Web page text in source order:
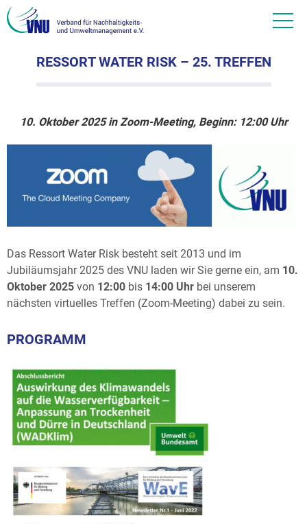
RESSORT WATER RISK – 25. TREFFEN
10. Oktober 2025 in Zoom-Meeting, Beginn: 12:00 Uhr
Das Ressort Water Risk besteht seit 2013 und im
Jubiläumsjahr 2025 des VNU laden wir Sie gerne ein, am 10.
Oktober 2025 von 12:00 bis 14:00 Uhr bei unserem
nächsten virtuelles Treffen (Zoom-Meeting) dabei zu sein.
PROGRAMM